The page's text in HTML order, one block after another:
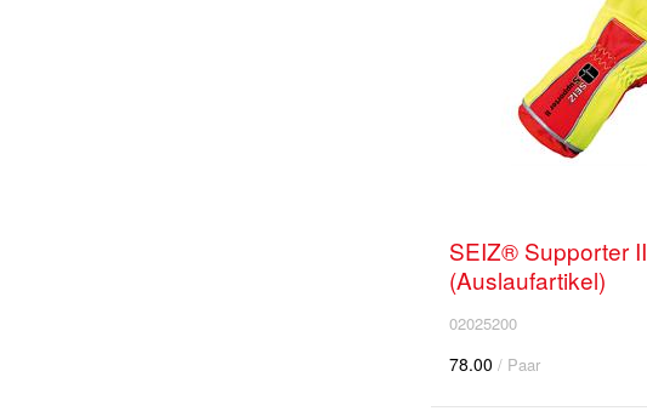
SEIZ® Supporter II
(Auslaufartikel)
02025200
78.00 / Paar